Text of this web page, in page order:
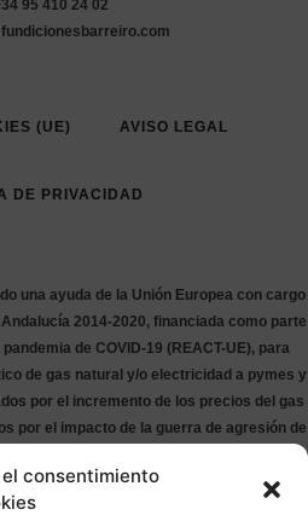
consentimiento
95 410 24 02
(UE) AVISO LEGAL
DE PRIVACIDAD
una ayuda de la Unión Europea con cargo
2014-2020, financiada como parte
de COVID-19 (REACT-UE), para
de gas natural y/o electricidad a pymes y
por el incremento de los precios del gas
por el impacto de la guerra de agresión de